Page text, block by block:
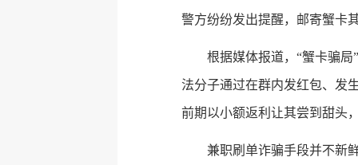
警方纷纷发出提醒，邮寄蟹卡
根据媒体报道，“蟹卡骗
法分子通过在群内发红包、发
前期以小额返利让其尝到甜头
兼职刷单诈骗手段并不新